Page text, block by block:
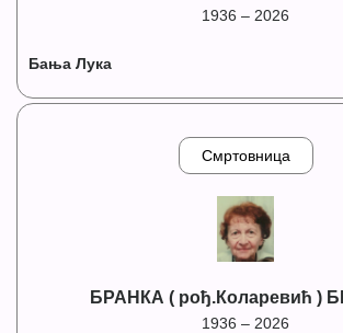
1936 – 2026
Бања Лука
Смртовница
БРАНКА ( рођ.Коларевић )
1936 – 2026